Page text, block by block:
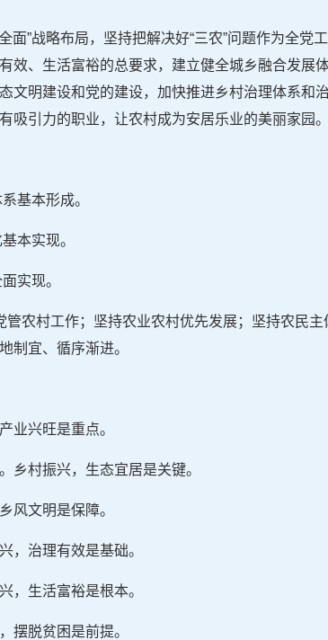
面”战略布局，坚持把解决好“三农”问题作为全党
效、生活富裕的总要求，建立健全城乡融合发展
文明建设和党的建设，加快推进乡村治理体系和
引力的职业，让农村成为安居乐业的美丽家园。
基本形成。
本实现。
实现。
农村工作；坚持农业农村优先发展；坚持农民
制宜、循序渐进。
业兴旺是重点。
乡村振兴，生态宜居是关键。
风文明是保障。
，治理有效是基础。
，生活富裕是根本。
摆脱贫困是前提。